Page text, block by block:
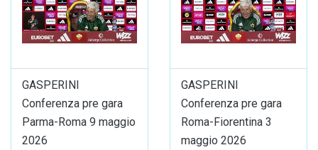
GASPERINI
Conferenza pre gara
Parma-Roma 9 maggio
2026
GASPERINI
Conferenza pre gara
Roma-Fiorentina 3
maggio 2026